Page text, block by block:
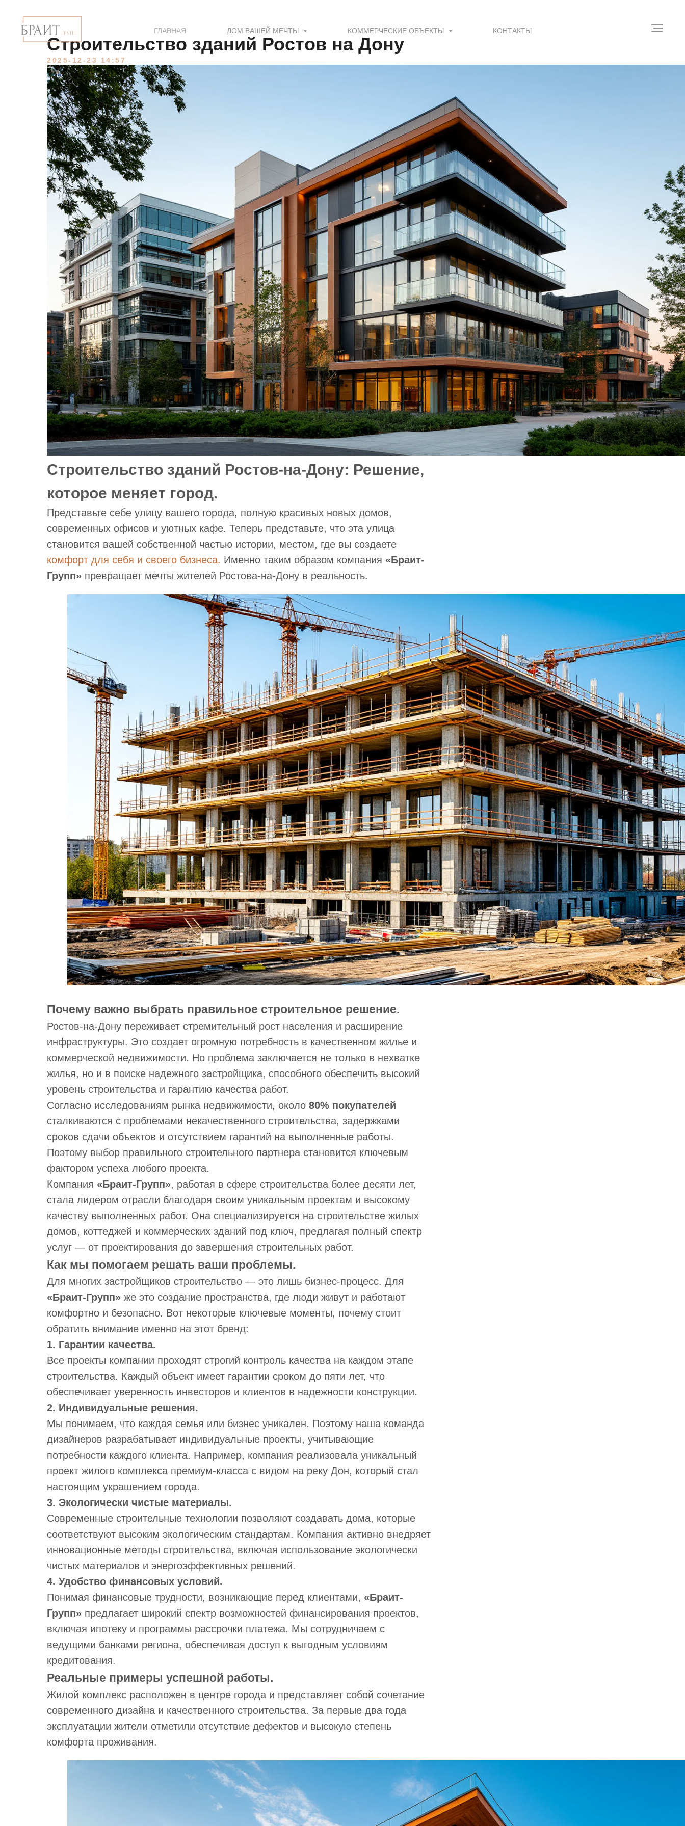
ГЛАВНАЯ ДОМ ВАШЕЙ МЕЧТЫ КОММЕРЧЕСКИЕ ОБЪЕКТЫ КОНТАКТЫ
Строительство зданий Ростов на Дону
2025-12-23 14:57
Строительство зданий Ростов-на-Дону: Решение,
которое меняет город.
Представьте себе улицу вашего города, полную красивых новых домов,
современных офисов и уютных кафе. Теперь представьте, что эта улица
становится вашей собственной частью истории, местом, где вы создаете
комфорт для себя и своего бизнеса. Именно таким образом компания «Браит-
Групп» превращает мечты жителей Ростова-на-Дону в реальность.
Почему важно выбрать правильное строительное решение.
Ростов-на-Дону переживает стремительный рост населения и расширение
инфраструктуры. Это создает огромную потребность в качественном жилье и
коммерческой недвижимости. Но проблема заключается не только в нехватке
жилья, но и в поиске надежного застройщика, способного обеспечить высокий
уровень строительства и гарантию качества работ.
Согласно исследованиям рынка недвижимости, около 80% покупателей
сталкиваются с проблемами некачественного строительства, задержками
сроков сдачи объектов и отсутствием гарантий на выполненные работы.
Поэтому выбор правильного строительного партнера становится ключевым
фактором успеха любого проекта.
Компания «Браит-Групп», работая в сфере строительства более десяти лет,
стала лидером отрасли благодаря своим уникальным проектам и высокому
качеству выполненных работ. Она специализируется на строительстве жилых
домов, коттеджей и коммерческих зданий под ключ, предлагая полный спектр
услуг — от проектирования до завершения строительных работ.
Как мы помогаем решать ваши проблемы.
Для многих застройщиков строительство — это лишь бизнес-процесс. Для
«Браит-Групп» же это создание пространства, где люди живут и работают
комфортно и безопасно. Вот некоторые ключевые моменты, почему стоит
обратить внимание именно на этот бренд:
1. Гарантии качества.
Все проекты компании проходят строгий контроль качества на каждом этапе
строительства. Каждый объект имеет гарантии сроком до пяти лет, что
обеспечивает уверенность инвесторов и клиентов в надежности конструкции.
2. Индивидуальные решения.
Мы понимаем, что каждая семья или бизнес уникален. Поэтому наша команда
дизайнеров разрабатывает индивидуальные проекты, учитывающие
потребности каждого клиента. Например, компания реализовала уникальный
проект жилого комплекса премиум-класса с видом на реку Дон, который стал
настоящим украшением города.
3. Экологически чистые материалы.
Современные строительные технологии позволяют создавать дома, которые
соответствуют высоким экологическим стандартам. Компания активно внедряет
инновационные методы строительства, включая использование экологически
чистых материалов и энергоэффективных решений.
4. Удобство финансовых условий.
Понимая финансовые трудности, возникающие перед клиентами, «Браит-
Групп» предлагает широкий спектр возможностей финансирования проектов,
включая ипотеку и программы рассрочки платежа. Мы сотрудничаем с
ведущими банками региона, обеспечивая доступ к выгодным условиям
кредитования.
Реальные примеры успешной работы.
Жилой комплекс расположен в центре города и представляет собой сочетание
современного дизайна и качественного строительства. За первые два года
эксплуатации жители отметили отсутствие дефектов и высокую степень
комфорта проживания.